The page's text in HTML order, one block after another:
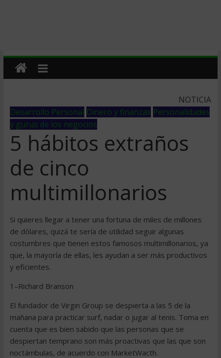
NOTICIA
Desarrollo Personal Dinero y finanzas Personalidades
y gurus de los negocios
5 hábitos extraños
de cinco
multimillonarios
Si quieres llegar a tener una fortuna de miles de millones
de dólares, quizá te sería de utilidad seguir algunas
costumbres que tienen estos famosos multimillonarios, ya
que, la mayoría de ellas, les ayudan a ser más productivos
y eficientes.
1–Richard Branson
El fundador de Virgin Group se despierta a las 5 de la
mañana para practicar surf, nadar o jugar al tenis. Toma en
cuenta que es bien sabido que las personas que se
despiertan temprano son más proactivas que las que son
noctámbulas, de acuerdo con MarketWacth.